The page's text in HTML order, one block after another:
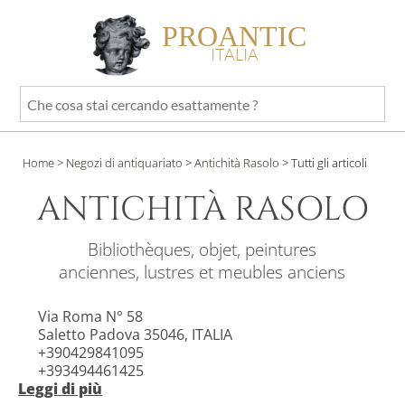
PROANTIC
ITALIA
Che
cosa
cercando
Home> Negozi di antiquariato >Antichità Rasolo >Tutti gli articoli
ANTICHITÀ RASOLO
Bibliothèques, objet, peintures
anciennes, lustres et meubles anciens
Via Roma N° 58
Saletto Padova 35046, ITALIA
+390429841095
+393494461425
Leggi di più